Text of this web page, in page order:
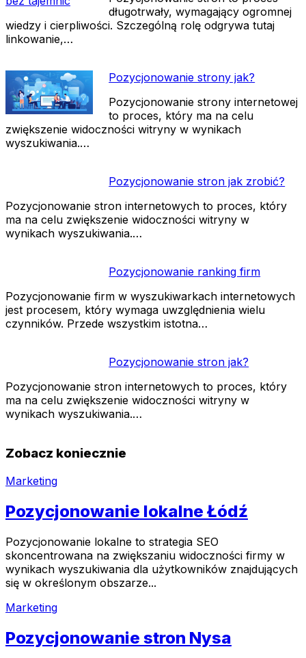
długotrwały, wymagający ogromnej
wiedzy i cierpliwości. Szczególną rolę odgrywa tutaj
linkowanie,…
Pozycjonowanie strony jak?
Pozycjonowanie strony internetowej
to proces, który ma na celu
zwiększenie widoczności witryny w wynikach
wyszukiwania.…
Pozycjonowanie stron jak zrobić?
Pozycjonowanie stron internetowych to proces, który
ma na celu zwiększenie widoczności witryny w
wynikach wyszukiwania.…
Pozycjonowanie ranking firm
Pozycjonowanie firm w wyszukiwarkach internetowych
jest procesem, który wymaga uwzględnienia wielu
czynników. Przede wszystkim istotna…
Pozycjonowanie stron jak?
Pozycjonowanie stron internetowych to proces, który
ma na celu zwiększenie widoczności witryny w
wynikach wyszukiwania.…
Zobacz koniecznie
Marketing
Pozycjonowanie lokalne Łódź
Pozycjonowanie lokalne to strategia SEO
skoncentrowana na zwiększaniu widoczności firmy w
wynikach wyszukiwania dla użytkowników znajdujących
się w określonym obszarze...
Marketing
Pozycjonowanie stron Nysa